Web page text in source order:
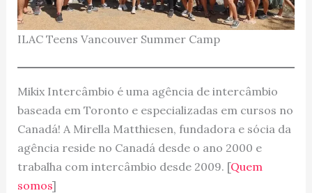
ILAC Teens Vancouver Summer Camp
Mikix Intercâmbio é uma agência de intercâmbio
baseada em Toronto e especializadas em cursos no
Canadá! A Mirella Matthiesen, fundadora e sócia da
agência reside no Canadá desde o ano 2000 e
trabalha com intercâmbio desde 2009. [Quem
somos]